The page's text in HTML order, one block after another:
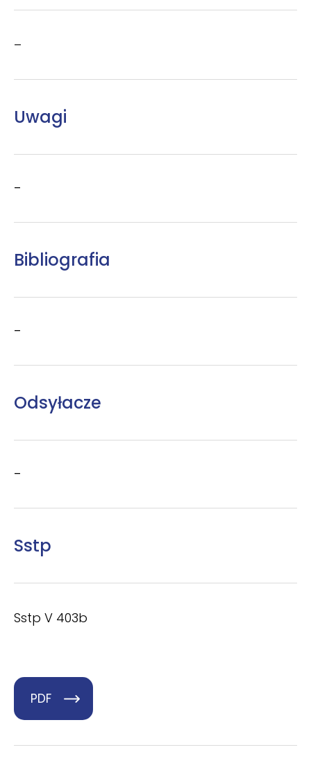
–
Uwagi
–
Bibliografia
–
Odsyłacze
–
Sstp
Sstp V 403b
PDF